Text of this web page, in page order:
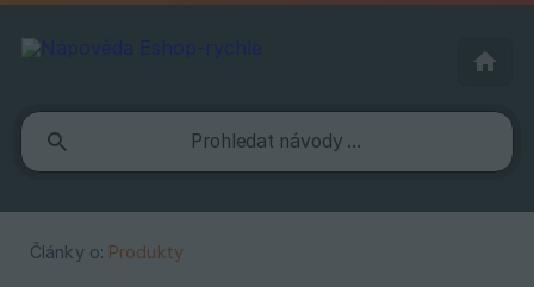
Články o: Produkty